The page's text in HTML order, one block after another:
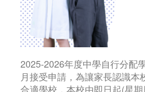
2025-2026年度中學自行分配
月接受申請，為讓家長認識本
合適學校，本校由即日起(星